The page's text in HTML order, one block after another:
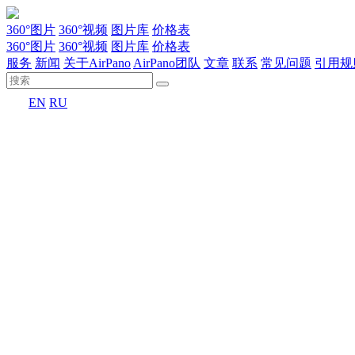
360°图片 360°视频 图片库 价格表
360°图片 360°视频 图片库 价格表
服务 新闻 关于AirPano AirPano团队 文章 联系 常见问题 引用
EN RU